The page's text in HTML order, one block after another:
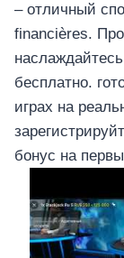
– отличный
financières.
бесплатно.
играх на
бонус на